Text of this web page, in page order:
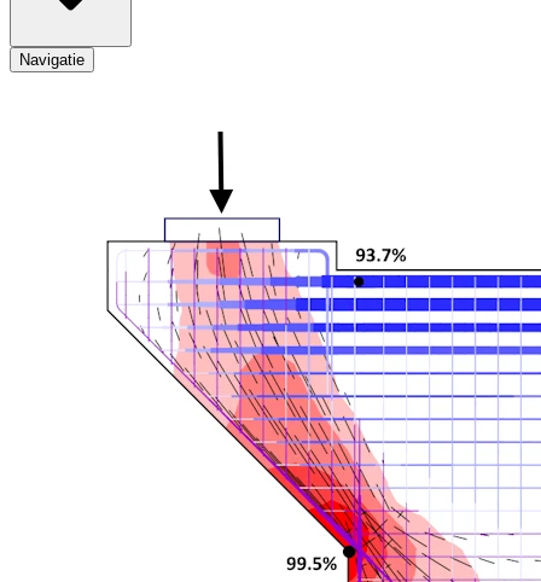
Navigatie